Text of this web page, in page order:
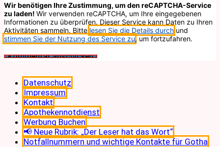
Wir benötigen Ihre Zustimmung, um den reCAPTCHA-Service
zu laden! Wir verwenden reCAPTCHA, um Ihre eingegebenen
Informationen zu überprüfen. Dieser Service kann Daten zu Ihren
Aktivitäten sammeln. Bitte lesen Sie die Details durch und
stimmen Sie der Nutzung des Service zu, um fortzufahren.
Datenschutz
Impressum
Kontakt
Apothekennotdienst
Werbung Buchen
📢 Neue Rubrik: „Der Leser hat das Wort“
Notfallnummern und wichtige Kontakte für Gotha